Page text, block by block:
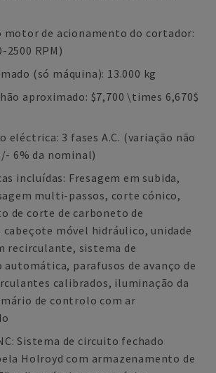
motor de acionamento do cortador:
2500 RPM)
(só máquina): 13.000 kg
aproximado: $7,700 \times 6,670$
eléctrica: 3 fases A.C. (variação não
6% da nominal)
incluídas: Fresagem em subida,
multi-passos, corte cónico,
de corte de carboneto de
móvel hidráulico, unidade
recirculante, sistema de
parafusos de avanço de
calibrados, iluminação da
de controlo com ar
Sistema de circuito fechado
Holroyd com armazenamento de